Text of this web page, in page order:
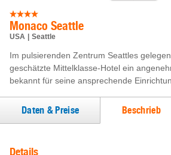
Monaco Seattle
USA Seattle
Im pulsierenden Zentrum Seattles
geschätzte Mittelklasse-Hotel ein
bekannt für seine ansprechende
Daten & Preise Beschrieb
Details